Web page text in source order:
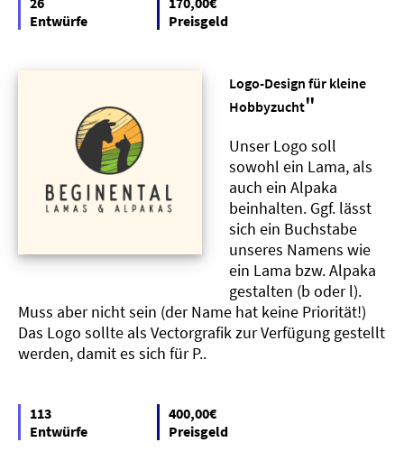
Entwürfe
Preisgeld
Logo-Design für kleine
Hobbyzucht"
Unser Logo soll
sowohl ein Lama, als
auch ein Alpaka
beinhalten. Ggf. lässt
sich ein Buchstabe
unseres Namens wie
ein Lama bzw. Alpaka
gestalten (b oder l).
Muss aber nicht sein (der Name hat keine Priorität!)
Das Logo sollte als Vectorgrafik zur Verfügung gestellt
werden, damit es sich für P..
113
Entwürfe
400,00€
Preisgeld